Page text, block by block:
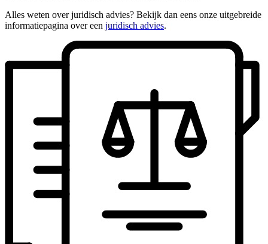
Alles weten over juridisch advies? Bekijk dan eens onze uitgebreide
informatiepagina over een juridisch advies.